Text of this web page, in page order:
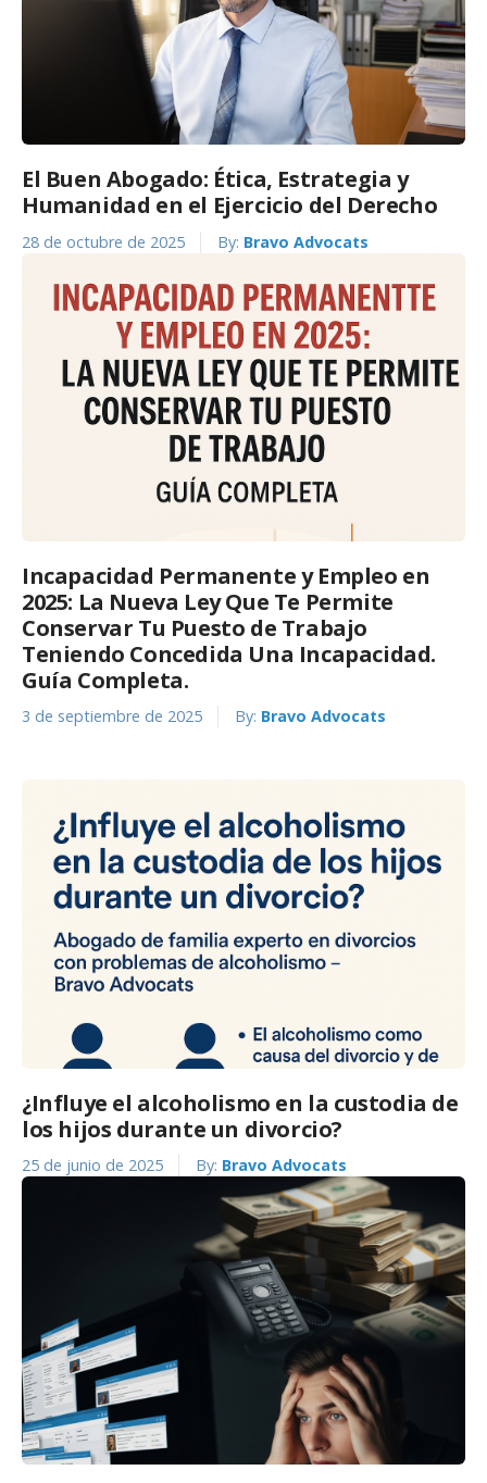
El Buen Abogado: Ética, Estrategia y
Humanidad en el Ejercicio del Derecho
28 de octubre de 2025 By: Bravo Advocats
Incapacidad Permanente y Empleo en
2025: La Nueva Ley Que Te Permite
Conservar Tu Puesto de Trabajo
Teniendo Concedida Una Incapacidad.
Guía Completa.
3 de septiembre de 2025 By: Bravo Advocats
¿Influye el alcoholismo en la custodia de
los hijos durante un divorcio?
25 de junio de 2025 By: Bravo Advocats